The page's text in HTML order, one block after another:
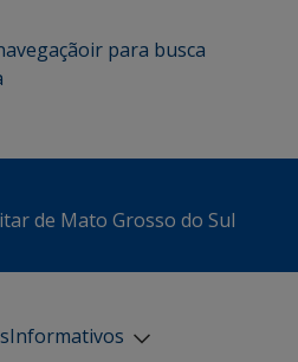
ir para busca
de Mato Grosso do Sul
Informativos